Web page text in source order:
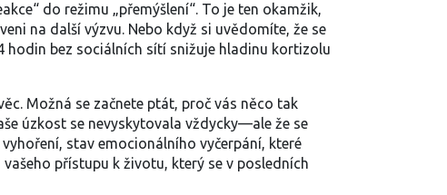
do režimu „přemýšlení“. To je ten okamžik,
na další výzvu. Nebo když si uvědomíte, že se
hodin bez sociálních sítí snižuje hladinu kortizolu
Možná se začnete ptát, proč vás něco tak
úzkost se nevyskytovala vždycky—ale že se
vyhoření, stav emocionálního vyčerpání, které
přístupu k životu, který se v posledních